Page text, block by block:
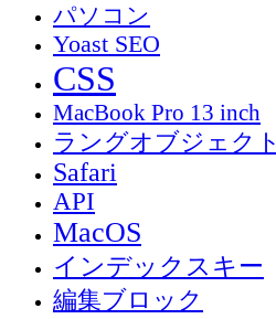
パソコン
Yoast SEO
CSS
MacBook Pro 13 inch
ラングオブジェクト
Safari
API
MacOS
インデックスキー
編集ブロック